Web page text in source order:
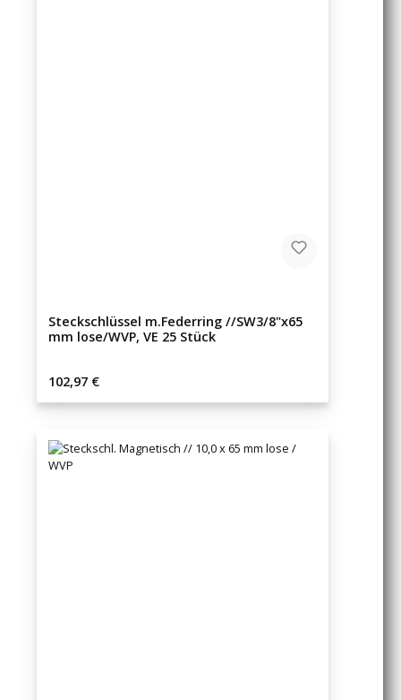
Steckschlüssel m.Federring //SW3/8"x65
mm lose/WVP, VE 25 Stück
Regulärer Preis:
102,97 €